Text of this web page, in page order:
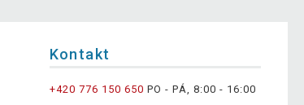
Kontakt
+420 776 150 650 PO - PÁ, 8:00 - 16:00